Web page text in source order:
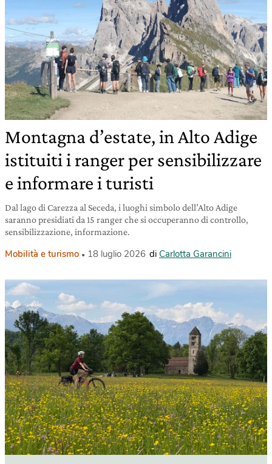
Montagna d’estate, in Alto Adige
istituiti i ranger per sensibilizzare
e informare i turisti
Dal lago di Carezza al Seceda, i luoghi simbolo dell’Alto Adige
saranno presidiati da 15 ranger che si occuperanno di controllo,
sensibilizzazione, informazione.
Mobilità e turismo 18 luglio 2026 di Carlotta Garancini